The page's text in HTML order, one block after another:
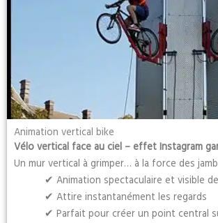
Animation vertical bike
Vélo vertical face au ciel – effet Instagram
Un mur vertical à grimper… à la force des
✔ Animation spectaculaire et visible
✔ Attire instantanément les regards
✔ Parfait pour créer un point central